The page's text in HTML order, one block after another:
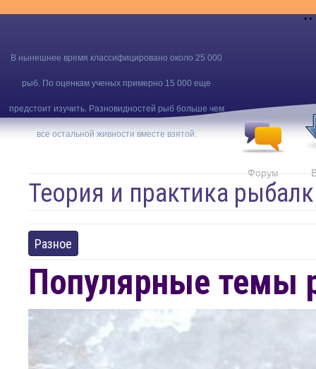
..
В нынешнее время классифицировано около 25 000
рыб. По оценкам ученых примерно 15 000 еще
предстоит изучить. Разновидностей рыб больше чем
все остальной живности вместе взятой.
Форум
Теория и практика
Разное
Популярные темы